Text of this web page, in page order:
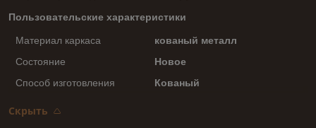
Пользовательские характеристики
Материал каркаса
кованый металл
Состояние
Новое
Способ изготовления
Кованый
Скрыть